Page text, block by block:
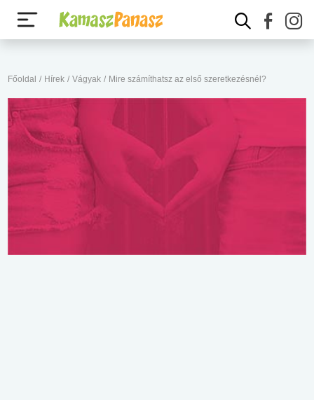
Főoldal / Hírek / Vágyak / Mire számíthatsz az első szeretkezésnél?